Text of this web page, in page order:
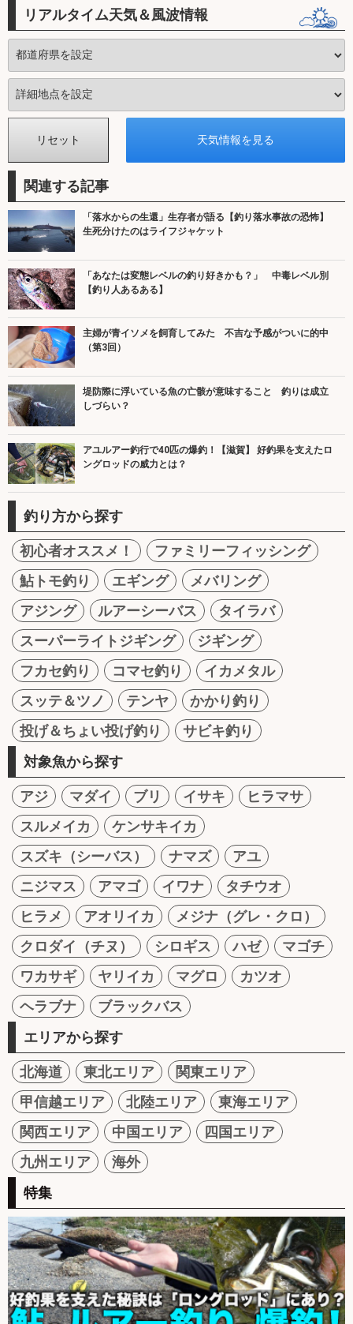
リアルタイム天気＆風波情報
関連する記事
「落水からの生還」生存者が語る【釣り落水事故の恐怖】
生死分けたのはライフジャケット
「あなたは変態レベルの釣り好きかも？」 中毒レベル別
【釣り人あるある】
主婦が青イソメを飼育してみた 不吉な予感がついに的中
（第3回）
堤防際に浮いている魚の亡骸が意味すること 釣りは成立
しづらい？
アユルアー釣行で40匹の爆釣！【滋賀】 好釣果を支えたロ
ングロッドの威力とは？
釣り方から探す
初心者オススメ！
ファミリーフィッシング
鮎トモ釣り
エギング
メバリング
アジング
ルアーシーバス
タイラバ
スーパーライトジギング
ジギング
フカセ釣り
コマセ釣り
イカメタル
スッテ＆ツノ
テンヤ
かかり釣り
投げ＆ちょい投げ釣り
サビキ釣り
対象魚から探す
アジ マダイ ブリ イサキ
ヒラマサ
スルメイカ
ケンサキイカ
スズキ（シーバス）
ナマズ
アユ
ニジマス
アマゴ イワナ
タチウオ
ヒラメ
アオリイカ
メジナ（グレ・クロ）
クロダイ（チヌ）
シロギス ハゼ
マゴチ
ワカサギ
ヤリイカ マグロ
カツオ
ヘラブナ
ブラックバス
エリアから探す
北海道 東北エリア
関東エリア
甲信越エリア
北陸エリア
東海エリア
関西エリア
中国エリア
四国エリア
九州エリア
海外
特集